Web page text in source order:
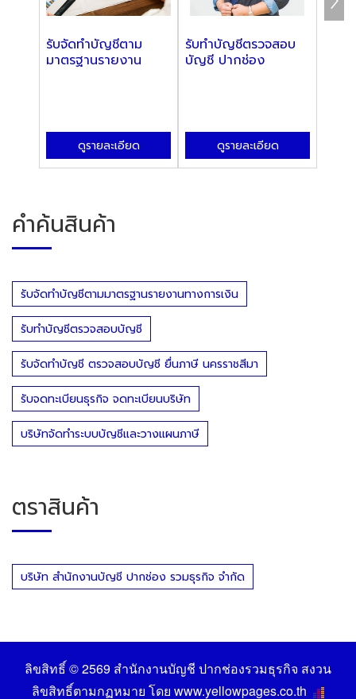
รับจัดทำบัญชีตาม
มาตรฐานรายงาน
ดูรายละเอียด
รับทำบัญชีตรวจสอบ
บัญชี ปากช่อง
ดูรายละเอียด
คำค้นสินค้า
รับจัดทำบัญชีตามมาตรฐานรายงานทางการเงิน
รับทำบัญชีตรวจสอบบัญชี
รับจัดทำบัญชี ตรวจสอบบัญชี ยื่นภาษี นครราชสีมา
รับจดทะเบียนธุรกิจ จดทะเบียนบริษัท
บริษัทจัดทำระบบบัญชีและวางแผนภาษี
ตราสินค้า
บริษัท สำนักงานบัญชี ปากช่อง รวมธุรกิจ จำกัด
ลิขสิทธิ์ © 2569 สำนักงานบัญชี ปากช่องรวมธุรกิจ สงวน
ลิขสิทธิ์ตามกฏหมาย โดย www.yellowpages.co.th